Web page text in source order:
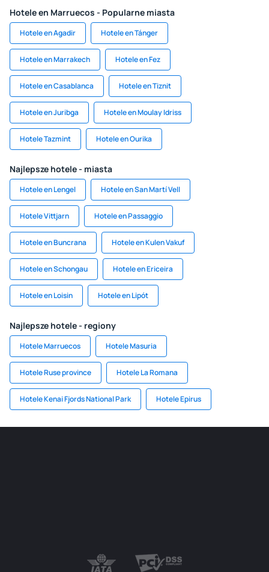
Hotele en Marruecos - Popularne miasta
Hotele en Agadir Hotele en Tánger
Hotele en Marrakech Hotele en Fez
Hotele en Casablanca Hotele en Tiznit
Hotele en Juribga Hotele en Moulay Idriss
Hotele Tazmint Hotele en Ourika
Najlepsze hotele - miasta
Hotele en Lengel Hotele en San Martí Vell
Hotele Vittjarn Hotele en Passaggio
Hotele en Buncrana Hotele en Kulen Vakuf
Hotele en Schongau Hotele en Ericeira
Hotele en Loisin Hotele en Lipót
Najlepsze hotele - regiony
Hotele Marruecos Hotele Masuria
Hotele Ruse province Hotele La Romana
Hotele Kenai Fjords National Park Hotele Epirus